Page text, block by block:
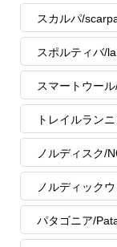
スカルパ/
スポルティバ/
スマートウー
トレイルラン
ノルディスク/
ノルディック
パタゴニア/